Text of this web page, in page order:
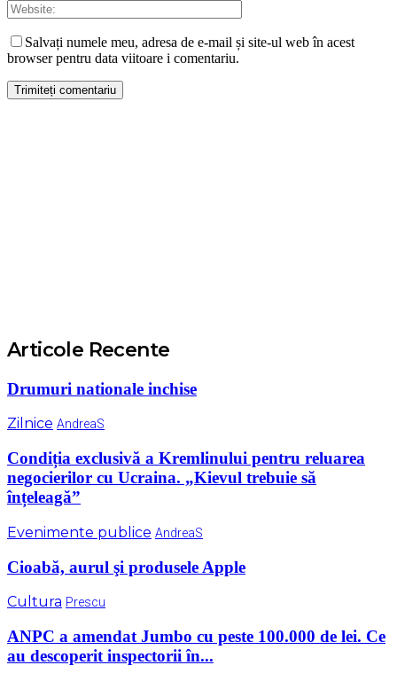
Salvați numele meu, adresa de e-mail și site-ul web în acest
browser pentru data viitoare i comentariu.
Articole Recente
Drumuri nationale inchise
Zilnice AndreaS
Condiția exclusivă a Kremlinului pentru reluarea
negocierilor cu Ucraina. „Kievul trebuie să
înțeleagă”
Evenimente publice AndreaS
Cioabă, aurul şi produsele Apple
Cultura Prescu
ANPC a amendat Jumbo cu peste 100.000 de lei. Ce
au descoperit inspectorii în...